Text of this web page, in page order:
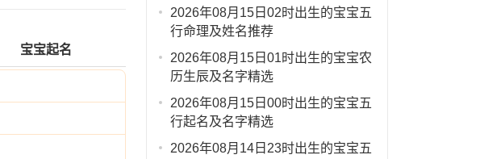
宝宝起名
2026年08月15日02时出生的宝宝五
行命理及姓名推荐
2026年08月15日01时出生的宝宝农
历生辰及名字精选
2026年08月15日00时出生的宝宝五
行起名及名字精选
2026年08月14日23时出生的宝宝五